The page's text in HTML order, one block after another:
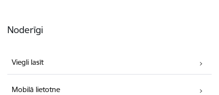
Noderīgi
Viegli lasīt
Mobilā lietotne